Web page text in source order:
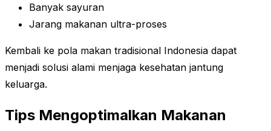
Banyak sayuran
Jarang makanan ultra-proses
Kembali ke pola makan tradisional Indonesia dapat
menjadi solusi alami menjaga kesehatan jantung
keluarga.
Tips Mengoptimalkan Makanan